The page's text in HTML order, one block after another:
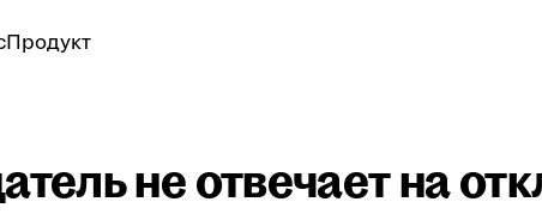
Продукт
не отвечает на